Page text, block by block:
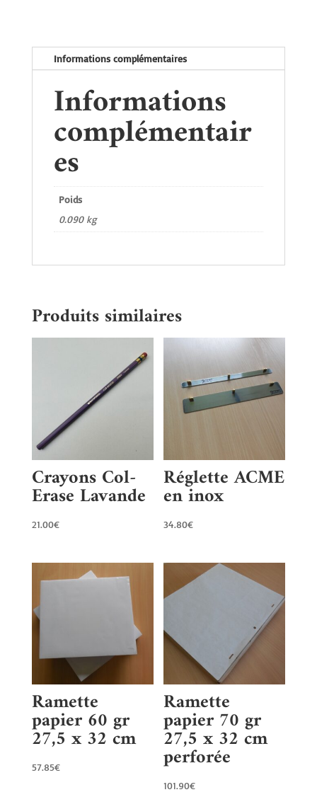
Informations complémentaires
Informations
complémentair
es
Poids
0.090 kg
Produits similaires
Crayons Col-
Erase Lavande
21.00€
Réglette ACME
en inox
34.80€
Ramette
papier 60 gr
27,5 x 32 cm
57.85€
Ramette
papier 70 gr
27,5 x 32 cm
perforée
101.90€